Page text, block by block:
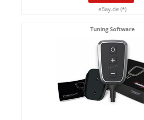
eBay.de (*)
Tuning Software